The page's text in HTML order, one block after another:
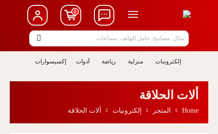
0
مثال: مصابيح, حامل الهاتف, سماعات
إلكترونيات منزلية رياضة أدوات إكسيسوارات
ألات الحلاقة
Home المتجر إلكترونيات ألات الحلاقة